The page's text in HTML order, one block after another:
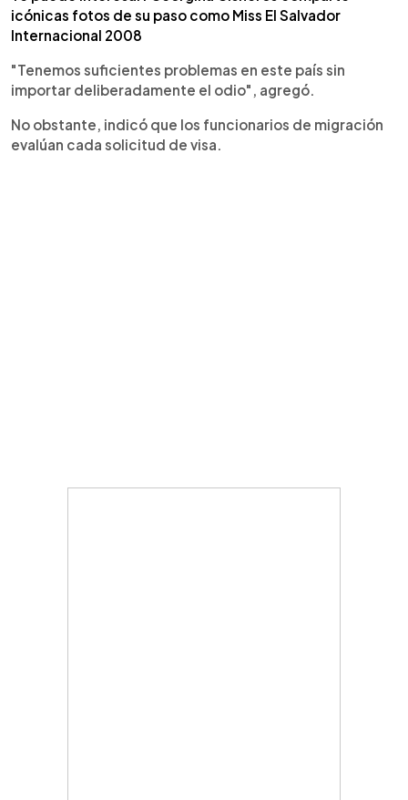
icónicas fotos de su paso como Miss El Salvador
Internacional 2008
"Tenemos suficientes problemas en este país sin
importar deliberadamente el odio", agregó.
No obstante, indicó que los funcionarios de migración
evalúan cada solicitud de visa.